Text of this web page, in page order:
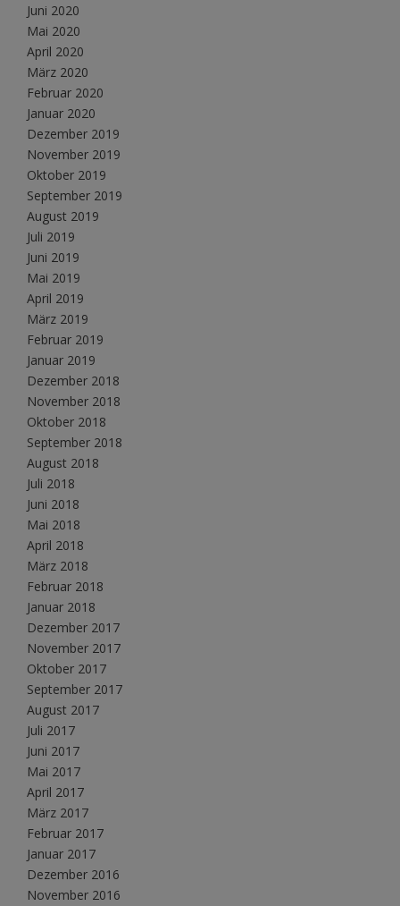
Juni 2020
Mai 2020
April 2020
März 2020
Februar 2020
Januar 2020
Dezember 2019
November 2019
Oktober 2019
September 2019
August 2019
Juli 2019
Juni 2019
Mai 2019
April 2019
März 2019
Februar 2019
Januar 2019
Dezember 2018
November 2018
Oktober 2018
September 2018
August 2018
Juli 2018
Juni 2018
Mai 2018
April 2018
März 2018
Februar 2018
Januar 2018
Dezember 2017
November 2017
Oktober 2017
September 2017
August 2017
Juli 2017
Juni 2017
Mai 2017
April 2017
März 2017
Februar 2017
Januar 2017
Dezember 2016
November 2016